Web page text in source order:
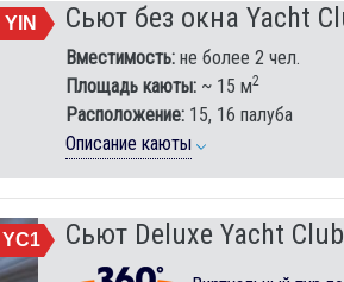
YIN Сьют без окна Yacht
Вместимость:не более 2 чел.
Площадь каюты:~ 15 м2
Расположение:15, 16 палуба
Описание каюты
YC1 Сьют Deluxe Yacht Club